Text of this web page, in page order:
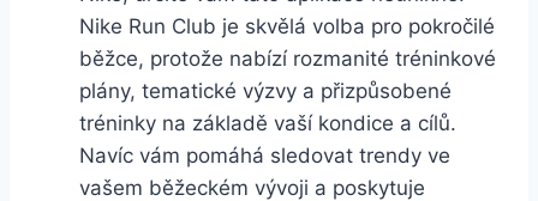
Nike Run Club je skvělá volba pro pokročilé
běžce, protože nabízí rozmanité tréninkové
plány, tematické výzvy a přizpůsobené
tréninky na základě vaší kondice a cílů.
Navíc vám pomáhá sledovat trendy ve
vašem běžeckém vývoji a poskytuje